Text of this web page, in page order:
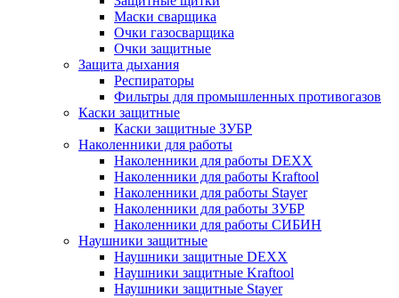
Маски сварщика
Очки газосварщика
Очки защитные
Защита дыхания
Респираторы
Фильтры для промышленных противогазов
Каски защитные
Каски защитные ЗУБР
Наколенники для работы
Наколенники для работы DEXX
Наколенники для работы Kraftool
Наколенники для работы Stayer
Наколенники для работы ЗУБР
Наколенники для работы СИБИН
Наушники защитные
Наушники защитные DEXX
Наушники защитные Kraftool
Наушники защитные Stayer